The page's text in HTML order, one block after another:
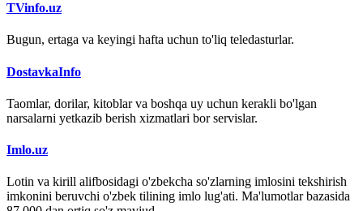
TVinfo.uz
Bugun, ertaga va keyingi hafta uchun to'liq teledasturlar.
DostavkaInfo
Taomlar, dorilar, kitoblar va boshqa uy uchun kerakli bo'lgan
narsalarni yetkazib berish xizmatlari bor servislar.
Imlo.uz
Lotin va kirill alifbosidagi o'zbekcha so'zlarning imlosini tekshirish
imkonini beruvchi o'zbek tilining imlo lug'ati. Ma'lumotlar bazasida